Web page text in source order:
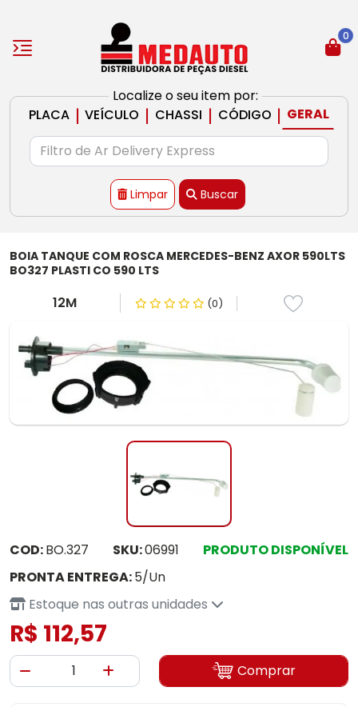
Localize o seu item por:
PLACA | VEÍCULO | CHASSI | CÓDIGO | GERAL
Limpar Buscar
0
BOIA TANQUE COM ROSCA MERCEDES-BENZ AXOR 590LTS
BO327 PLASTI CO 590 LTS
12M (0)
COD:BO.327 SKU:06991
PRODUTO DISPONÍVEL
PRONTA ENTREGA:5/Un
Estoque nas outras unidades
R$ 112,57
Comprar